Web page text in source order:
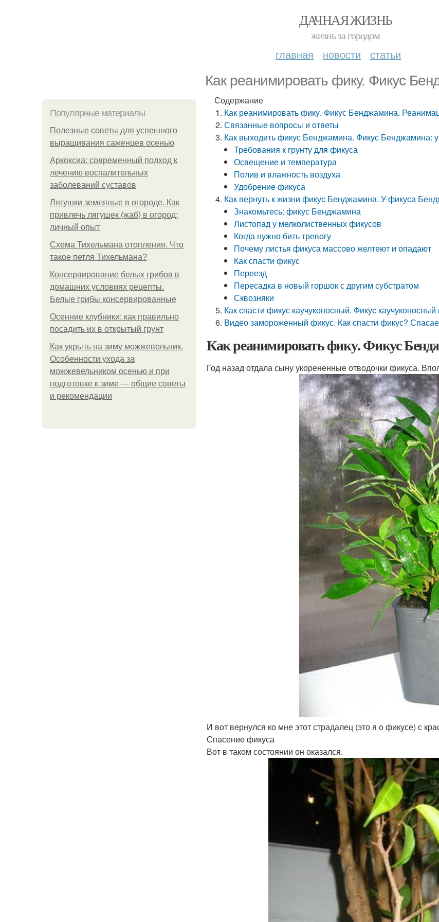
ДАЧНАЯ ЖИЗНЬ
жизнь за городом
главная новости статьи
Как реанимировать фику. Фикус
Популярные материалы
Полезные советы для успешного
выращивания саженцев осенью
Аркоксиа: современный подход к
лечению воспалительных
заболеваний суставов
Лягушки земляные в огороде. Как
привлечь лягушек (жаб) в огород:
личный опыт
Схема Тихельмана отопления. Что
такое петля Тихельмана?
Консервирование белых грибов в
домашних условиях рецепты.
Белые грибы консервированные
Осенние клубники: как правильно
посадить их в открытый грунт
Как укрыть на зиму можжевельник.
Особенности ухода за
можжевельником осенью и при
подготовке к зиме — общие советы
и рекомендации
Содержание
Как реанимировать фику. Фикус Бенджамина.
Связанные вопросы и ответы
Как выходить фикус Бенджамина. Фикус Бенджамина:
Требования к грунту для фикуса
Освещение и температура
Полив и влажность воздуха
Удобрение фикуса
Как вернуть к жизни фикус Бенджамина. У фикуса
Знакомьтесь: фикус Бенджамина
Листопад у мелколиственных фикусов
Когда нужно бить тревогу
Почему листья фикуса массово желтеют и опадают
Как спасти фикус
Переезд
Пересадка в новый горшок с другим субстратом
Сквозняки
Как спасти фикус каучуконосный. Фикус каучуконосный
Видео замороженный фикус. Как спасти фикус?
Как реанимировать фику. Фикус
Год назад отдала сыну укорененные отводочки фикуса.
И вот вернулся ко мне этот страдалец (это я о фикусе) с
Спасение фикуса
Вот в таком состоянии он оказался.